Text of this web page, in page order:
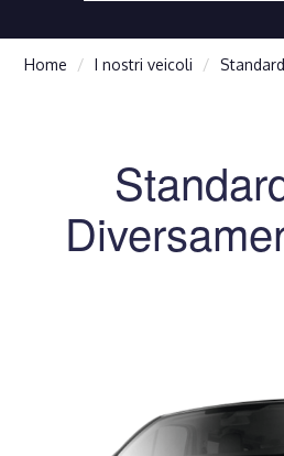
Home I nostri veicoli